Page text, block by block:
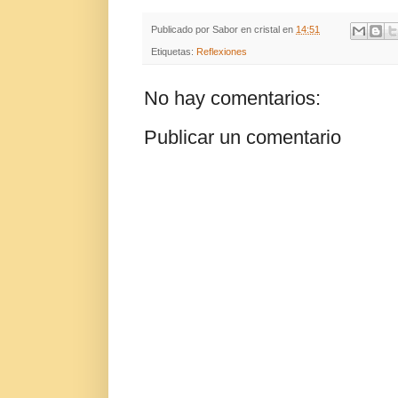
Publicado por Sabor en cristal en 14:51
Etiquetas: Reflexiones
No hay comentarios:
Publicar un comentario